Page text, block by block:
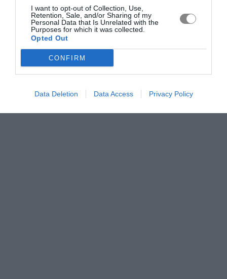
I want to opt-out of Collection, Use,
Retention, Sale, and/or Sharing of my
Personal Data that Is Unrelated with the
Purposes for which it was collected.
Opted Out
CONFIRM
Data Deletion Data Access Privacy Policy